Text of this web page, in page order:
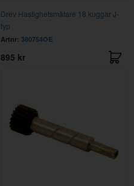
Drev Hastighetsmätare 18 kuggar J-
typ
Artnr: 380754OE
895 kr